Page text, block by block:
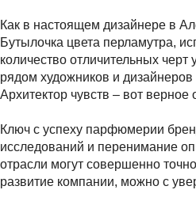
Как в настоящем дизайнере в
Бутылочка цвета перламутра,
количество отличительных
рядом художников и
Архитектор чувств – вот
Ключ с успеху парфюмерии
исследований и перенимание
отрасли могут совершенно
развитие компании, можно с